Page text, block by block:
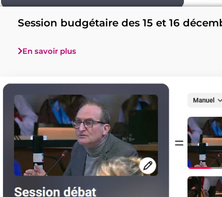
Session budgétaire des 15 et 16
En savoir plus